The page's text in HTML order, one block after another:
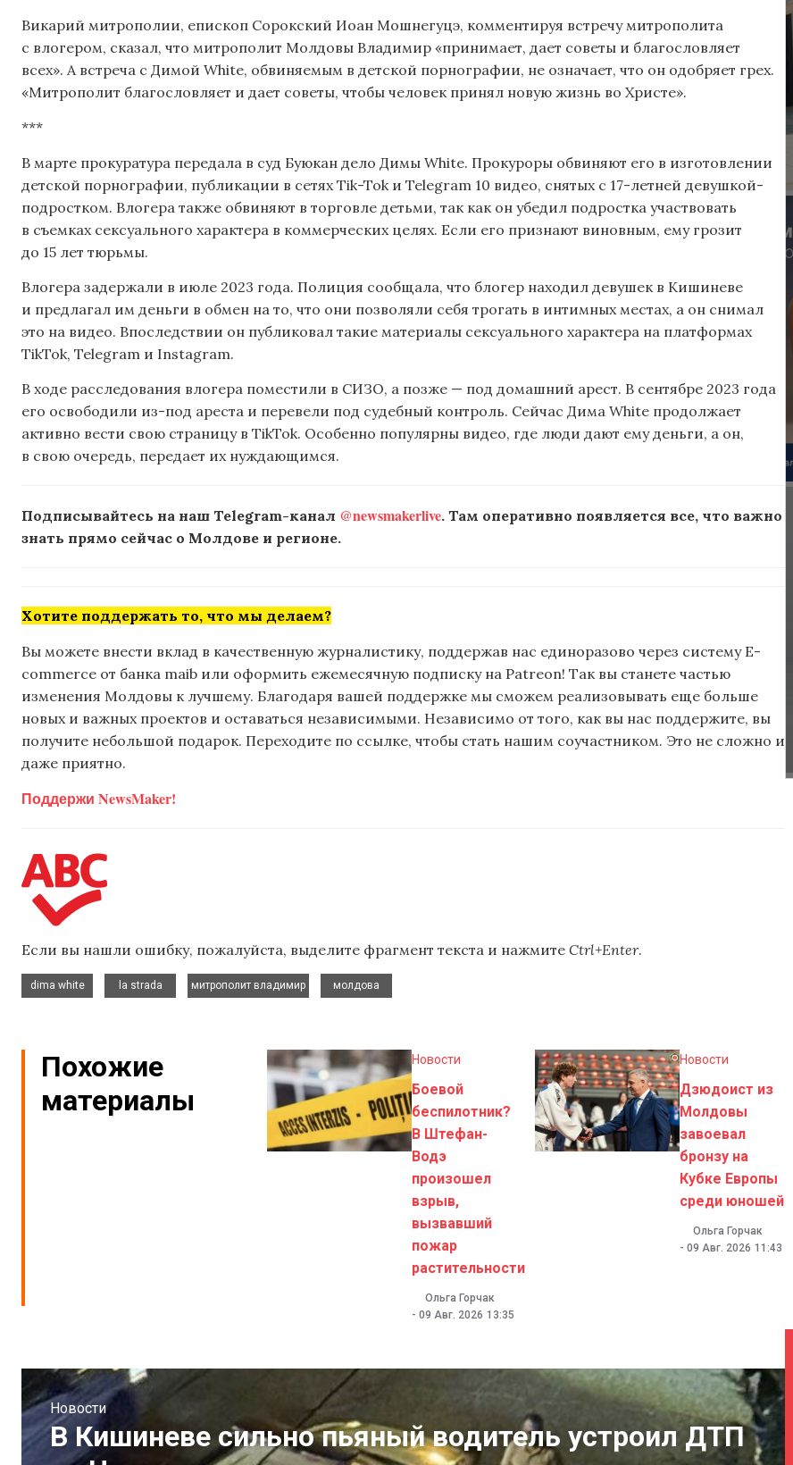
Викарий митрополии, епископ Сорокский Иоан Мошнегуцэ, комментируя встречу митрополита
с влогером, сказал, что митрополит Молдовы Владимир «принимает, дает советы и благословляет
всех». А встреча с Димой White, обвиняемым в детской порнографии, не означает, что он одобряет грех.
«Митрополит благословляет и дает советы, чтобы человек принял новую жизнь во Христе».
***
В марте прокуратура передала в суд Буюкан дело Димы White. Прокуроры обвиняют его в изготовлении
детской порнографии, публикации в сетях Tik-Tok и Telegram 10 видео, снятых с 17-летней девушкой-
подростком. Влогера также обвиняют в торговле детьми, так как он убедил подростка участвовать
в съемках сексуального характера в коммерческих целях. Если его признают виновным, ему грозит
до 15 лет тюрьмы.
Влогера задержали в июле 2023 года. Полиция сообщала, что блогер находил девушек в Кишиневе
и предлагал им деньги в обмен на то, что они позволяли себя трогать в интимных местах, а он снимал
это на видео. Впоследствии он публиковал такие материалы сексуального характера на платформах
TikTok, Telegram и Instagram.
В ходе расследования влогера поместили в СИЗО, а позже — под домашний арест. В сентябре 2023 года
его освободили из-под ареста и перевели под судебный контроль. Сейчас Дима White продолжает
активно вести свою страницу в TikTok. Особенно популярны видео, где люди дают ему деньги, а он,
в свою очередь, передает их нуждающимся.
Подписывайтесь на наш Telegram-канал @newsmakerlive. Там оперативно появляется все, что важно
знать прямо сейчас о Молдове и регионе.
Хотите поддержать то, что мы делаем?
Вы можете внести вклад в качественную журналистику, поддержав нас единоразово через систему E-
commerce от банка maib или оформить ежемесячную подписку на Patreon! Так вы станете частью
изменения Молдовы к лучшему. Благодаря вашей поддержке мы сможем реализовывать еще больше
новых и важных проектов и оставаться независимыми. Независимо от того, как вы нас поддержите, вы
получите небольшой подарок. Переходите по ссылке, чтобы стать нашим соучастником. Это не сложно и
даже приятно.
Поддержи NewsMaker!
Если вы нашли ошибку, пожалуйста, выделите фрагмент текста и нажмите Ctrl+Enter.
dima white
la strada
митрополит владимир
молдова
Похожие
материалы
Новости
Боевой
беспилотник?
В Штефан-
Водэ
произошел
взрыв,
вызвавший
пожар
растительности
Ольга Горчак
- 09 Авг. 2026 13:35
Новости
Дзюдоист из
Молдовы
завоевал
бронзу на
Кубке Европы
среди юношей
Ольга Горчак
- 09 Авг. 2026 11:43
Новости
В Кишиневе сильно пьяный водитель устроил ДТП